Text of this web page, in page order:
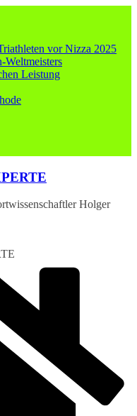
vor Nizza 2025
Weltmeisters
Leistung
Holger